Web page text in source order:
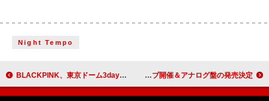
Night Tempo
BLACKPINK、東京ドーム3daysで16.5万人動員＆全国4大タワーを同時ライトアップ PUFFY、30周年を祝しデビュー日にアニバーサリーライブ開催＆アナログ盤の発売決定